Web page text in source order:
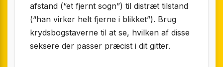
afstand (“et fjernt sogn”) til distræt tilstand
(“han virker helt fjerne i blikket”). Brug
krydsbogstaverne til at se, hvilken af disse
seksere der passer præcist i dit gitter.